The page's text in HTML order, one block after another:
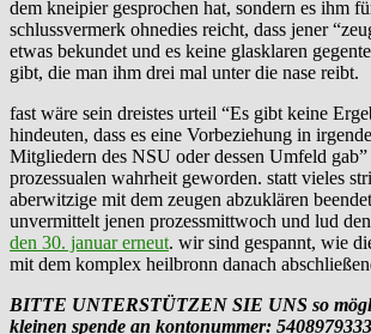
dem kneipier gesprochen hat, sondern es ihm
schlussvermerk ohnedies reicht, dass jener
etwas bekundet und es keine glasklaren
gibt, die man ihm drei mal unter die nase reibt.
fast wäre sein dreistes urteil “Es gibt keine
hindeuten, dass es eine Vorbeziehung in
Mitgliedern des NSU oder dessen Umfeld gab”
prozessualen wahrheit geworden. statt vieles
aberwitzige mit dem zeugen abzuklären
unvermittelt jenen prozessmittwoch und lud
den 30. januar erneut. wir sind gespannt, wie
mit dem komplex heilbronn danach
BITTE UNTERSTÜTZEN SIE UNS so
kleinen spende an kontonummer: